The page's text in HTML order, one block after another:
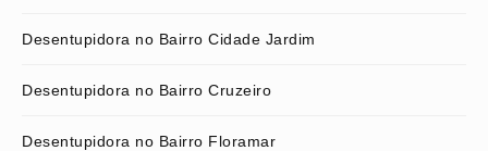
Desentupidora no Bairro Cidade Jardim
Desentupidora no Bairro Cruzeiro
Desentupidora no Bairro Floramar